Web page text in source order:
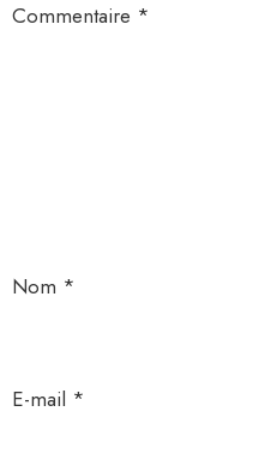
Commentaire *
Nom *
E-mail *